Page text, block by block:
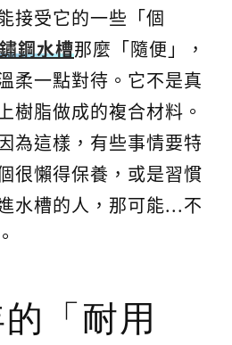
接受它的一些「個
鋼水槽那麼「隨便」，
柔一點對待。它不是真
樹脂做成的複合材料。
為這樣，有些事情要特
很懶得保養，或是習慣
水槽的人，那可能...不
「耐用